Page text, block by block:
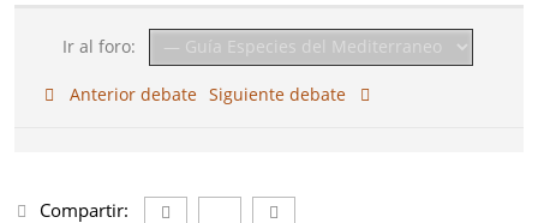
Ir al foro:
Anterior debate Siguiente debate
Compartir: